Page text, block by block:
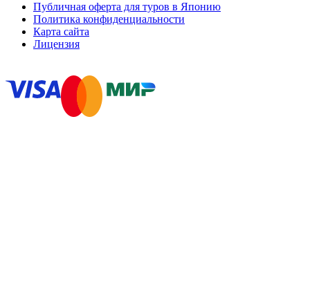
Публичная оферта для туров в Японию
Политика конфиденциальности
Карта сайта
Лицензия